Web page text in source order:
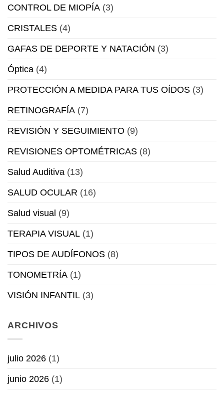
CONTROL DE MIOPÍA (3)
CRISTALES (4)
GAFAS DE DEPORTE Y NATACIÓN (3)
Óptica (4)
PROTECCIÓN A MEDIDA PARA TUS OÍDOS (3)
RETINOGRAFÍA (7)
REVISIÓN Y SEGUIMIENTO (9)
REVISIONES OPTOMÉTRICAS (8)
Salud Auditiva (13)
SALUD OCULAR (16)
Salud visual (9)
TERAPIA VISUAL (1)
TIPOS DE AUDÍFONOS (8)
TONOMETRÍA (1)
VISIÓN INFANTIL (3)
ARCHIVOS
julio 2026 (1)
junio 2026 (1)